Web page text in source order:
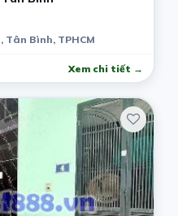
Tân Bình, TPHCM
Xem chi tiết →